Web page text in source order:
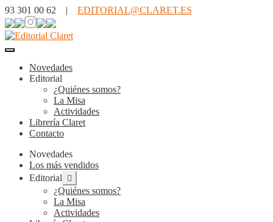
93 301 00 62 | EDITORIAL@CLARET.ES
Novedades
Editorial
¿Quiénes somos?
La Misa
Actividades
Librería Claret
Contacto
Novedades
Los más vendidos
Editorial
Expandir
el
menú
hijo
¿Quiénes somos?
La Misa
Actividades